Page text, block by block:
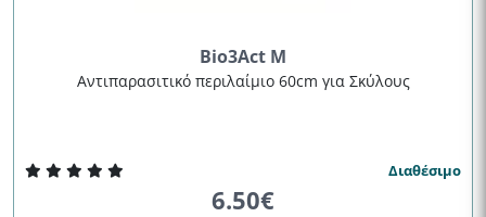
Bio3Act M
Αντιπαρασιτικό περιλαίμιο 60cm για Σκύλους
Διαθέσιμο
6.50€